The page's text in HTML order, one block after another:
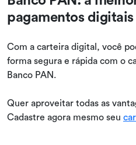
pagamentos digitais
Com a carteira digital, você
forma segura e rápida com o
Banco PAN.
Quer aproveitar todas as
Cadastre agora mesmo seu